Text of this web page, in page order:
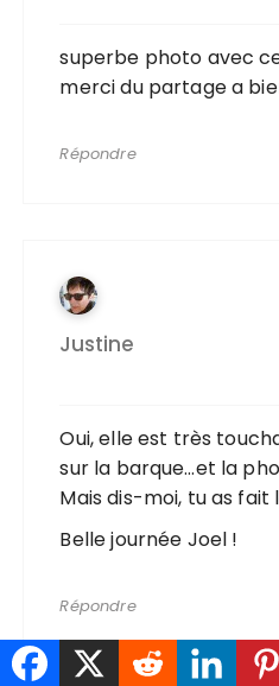
superbe photo avec
merci du partage a
Répondre
Justine
Oui, elle est très
sur la barque…et la
Mais dis-moi, tu as fait
Belle journée Joel !
Répondre